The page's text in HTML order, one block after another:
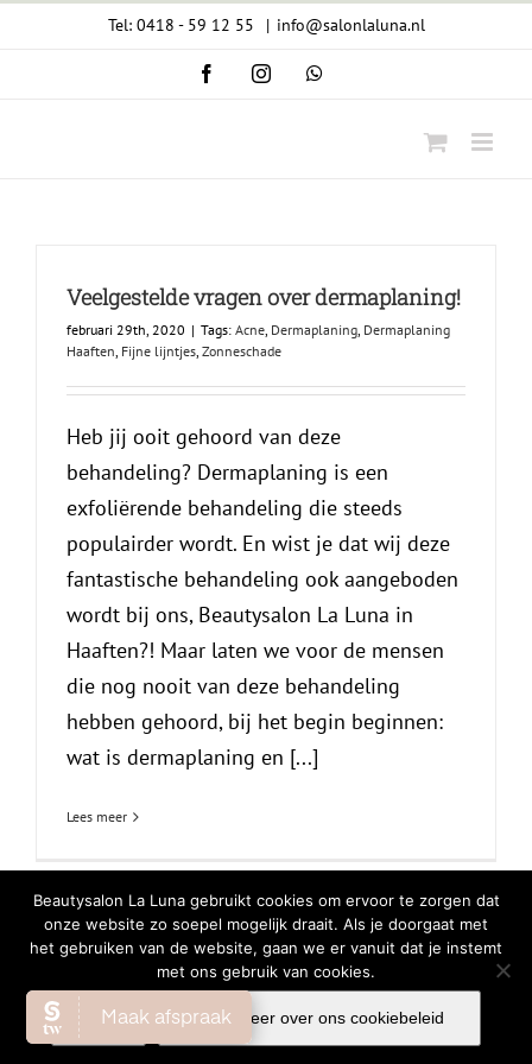
Tel: 0418 - 59 12 55 | info@salonlaluna.nl
FacebookInstagramWhatsApp
Veelgestelde vragen over dermaplaning!
februari 29th, 2020 | Tags: Acne Dermaplaning Dermaplaning
Haaften Fijne lijntjes Zonneschade
Heb jij ooit gehoord van deze
behandeling? Dermaplaning is een
exfoliërende behandeling die steeds
populairder wordt. En wist je dat wij deze
fantastische behandeling ook aangeboden
wordt bij ons, Beautysalon La Luna in
Haaften?! Maar laten we voor de mensen
die nog nooit van deze behandeling
hebben gehoord, bij het begin beginnen:
wat is dermaplaning en [...]
Lees meer
© Copyright2026 | All Rights Reserved | Privacy Verklaring |Cookiebeleid
Facebook
Instagram
Beautysalon La Luna gebruikt cookies om ervoor te zorgen dat
onze website zo soepel mogelijk draait. Als je doorgaat met
het gebruiken van de website, gaan we er vanuit dat je instemt
met ons gebruik van cookies.
Ok Lees meer over ons cookiebeleid